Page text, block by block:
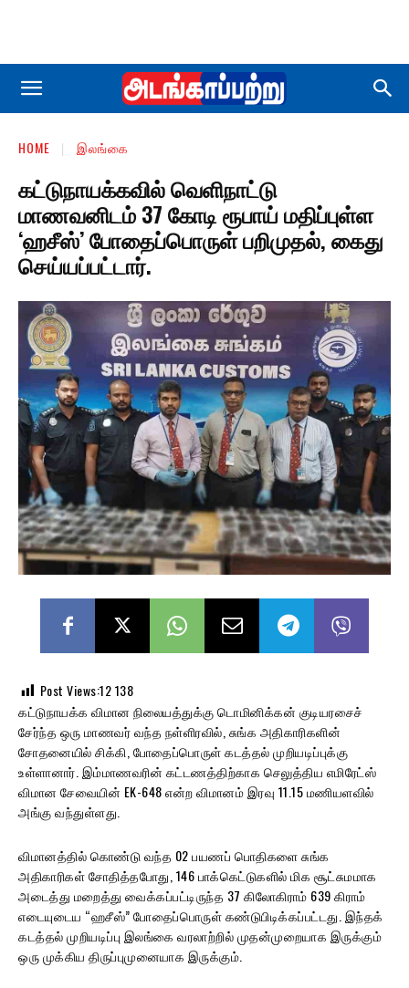
HOME இலங்கை
கட்டுநாயக்கவில் வெளிநாட்டு
மாணவனிடம் 37 கோடி ரூபாய் மதிப்புள்ள
‘ஹசீஸ்’ போதைப்பொருள் பறிமுதல், கைது
செய்யப்பட்டார்.
Post Views:12138
கட்டுநாயக்க விமான நிலையத்துக்கு டொமினிக்கன் குடியரசைச்
சேர்ந்த ஒரு மாணவர் வந்த நள்ளிரவில், சுங்க அதிகாரிகளின்
சோதனையில் சிக்கி, போதைப்பொருள் கடத்தல் முறியடிப்புக்கு
உள்ளானார். இம்மாணவரின் கட்டணத்திற்காக செலுத்திய எமிரேட்ஸ்
விமான சேவையின் EK-648 என்ற விமானம் இரவு 11.15 மணியளவில்
அங்கு வந்துள்ளது.
விமானத்தில் கொண்டு வந்த 02 பயணப் பொதிகளை சுங்க
அதிகாரிகள் சோதித்தபோது, 146 பாக்கெட்டுகளில் மிக சூட்சுமமாக
அடைத்து மறைத்து வைக்கப்பட்டிருந்த 37 கிலோகிராம் 639 கிராம்
எடையுடைய “ஹசீஸ்” போதைப்பொருள் கண்டுபிடிக்கப்பட்டது. இந்தக்
கடத்தல் முறியடிப்பு இலங்கை வரலாற்றில் முதன்முறையாக இருக்கும்
ஒரு முக்கிய திருப்புமுனையாக இருக்கும்.